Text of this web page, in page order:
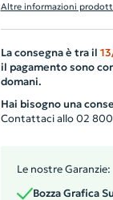
stesso tempo un
naturale, può
dimensione e
Affidabilità e stile
Altre informazioni
La consegna è tra il
il pagamento sono
domani.
Hai bisogno una
Contattaci allo 02 800
Le nostre Garanzie:
Bozza Grafica